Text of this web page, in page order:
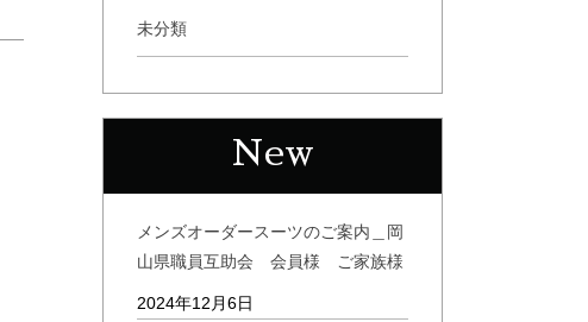
未分類
New
メンズオーダースーツのご案内＿岡
山県職員互助会 会員様 ご家族様
2024年12月6日